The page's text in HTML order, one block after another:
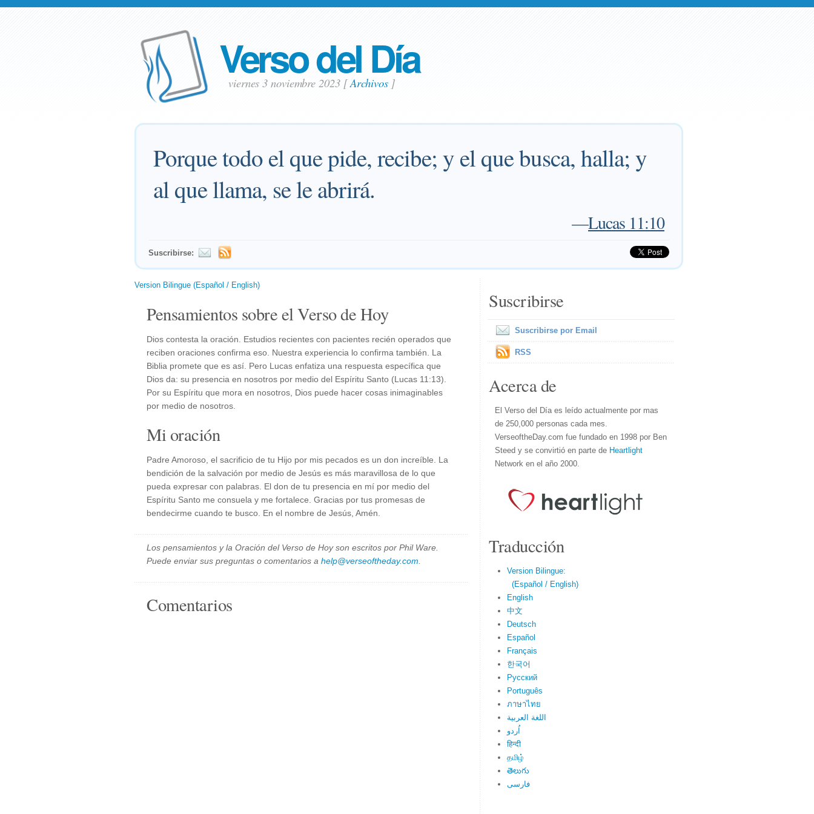
Verso del Día
viernes 3 noviembre 2023 [Archivos]
Porque todo el que pide, recibe; y el que busca, halla; y
al que llama, se le abrirá.
—Lucas 11:10
Suscribirse:
Version Bilingue (Español / English)
Pensamientos sobre el Verso de Hoy
Dios contesta la oración. Estudios recientes con pacientes recién operados que
reciben oraciones confirma eso. Nuestra experiencia lo confirma también. La
Biblia promete que es así. Pero Lucas enfatiza una respuesta específica que
Dios da: su presencia en nosotros por medio del Espíritu Santo (Lucas 11:13).
Por su Espíritu que mora en nosotros, Dios puede hacer cosas inimaginables
por medio de nosotros.
Mi oración
Padre Amoroso, el sacrificio de tu Hijo por mis pecados es un don increíble. La
bendición de la salvación por medio de Jesús es más maravillosa de lo que
pueda expresar con palabras. El don de tu presencia en mí por medio del
Espíritu Santo me consuela y me fortalece. Gracias por tus promesas de
bendecirme cuando te busco. En el nombre de Jesús, Amén.
Los pensamientos y la Oración del Verso de Hoy son escritos por Phil Ware.
Puede enviar sus preguntas o comentarios a help@verseoftheday.com
Comentarios
Suscribirse
Suscribirse por Email
RSS
Acerca de
El Verso del Día es leído actualmente por mas
de 250,000 personas cada mes.
VerseoftheDay.com fue fundado en 1998 por Ben
Steed y se convirtió en parte de Heartlight
Network en el año 2000.
Traducción
Version Bilingue:
(Español / English)
English
中文
Deutsch
Español
Français
한국어
Русский
Português
ภาษาไทย
اللغة العربية
اُردو
हिन्दी
தமிழ்
తెలుగు
فارسی